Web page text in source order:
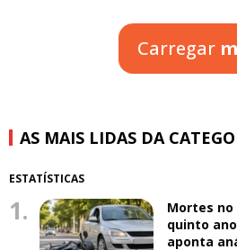
Carregar
AS MAIS LIDAS DA
ESTATÍSTICAS
1.
Mortes
quinto
aponta